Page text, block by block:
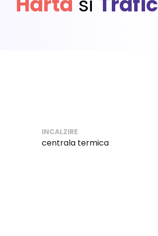
INCALZIRE
centrala termica